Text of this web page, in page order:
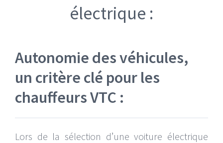
électrique :
Autonomie des véhicules,
un critère clé pour les
chauffeurs VTC :
Lors de la sélection d’une voiture électrique